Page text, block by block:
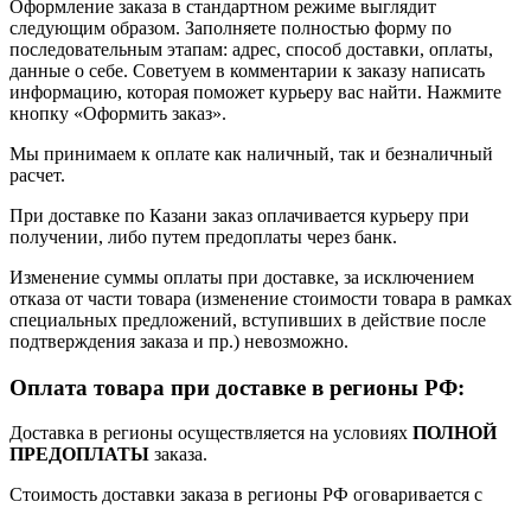
Оформление заказа в стандартном режиме выглядит
следующим образом. Заполняете полностью форму по
последовательным этапам: адрес, способ доставки, оплаты,
данные о себе. Советуем в комментарии к заказу написать
информацию, которая поможет курьеру вас найти. Нажмите
кнопку «Оформить заказ».
Мы принимаем к оплате как наличный, так и безналичный
расчет.
При доставке по Казани заказ оплачивается курьеру при
получении, либо путем предоплаты через банк.
Изменение суммы оплаты при доставке, за исключением
отказа от части товара (изменение стоимости товара в рамках
специальных предложений, вступивших в действие после
подтверждения заказа и пр.) невозможно.
Оплата товара при доставке в регионы РФ:
Доставка в регионы осуществляется на условиях ПОЛНОЙ
ПРЕДОПЛАТЫ заказа.
Стоимость доставки заказа в регионы РФ оговаривается с